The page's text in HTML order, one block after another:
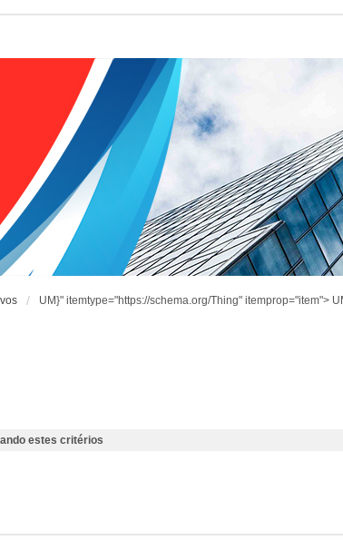
UM}" itemtype="https://schema.org/Thing" itemprop="item">
estes critérios